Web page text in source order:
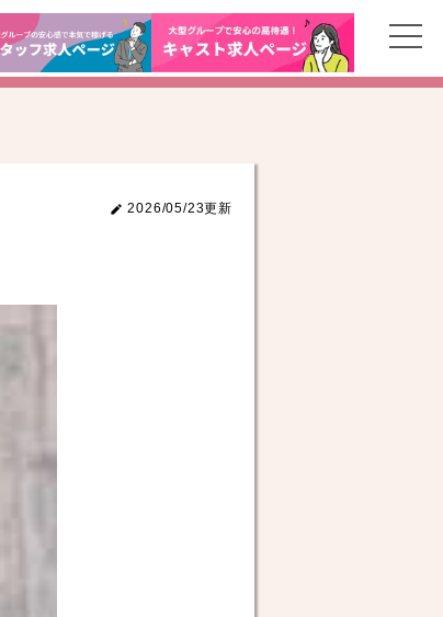
2026/05/23更新